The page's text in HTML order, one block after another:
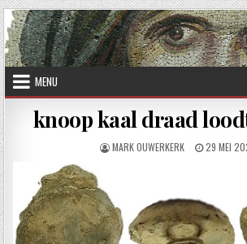
Skip to content
MENU
knoop kaal draad
AUTHOR:
MARK OUWERKERK 29 MEI